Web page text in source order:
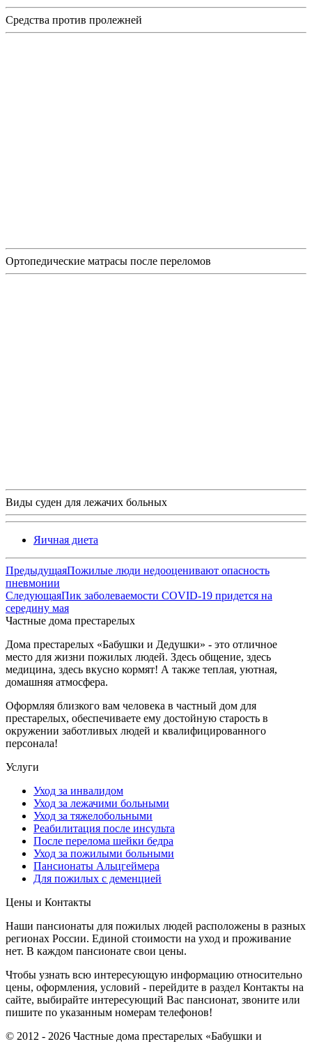
Средства против пролежней
Ортопедические матрасы после переломов
Виды суден для лежачих больных
Яичная диета
ПредыдущаяПожилые люди недооценивают опасность
пневмонии
СледующаяПик заболеваемости COVID-19 придется на
середину мая
Частные дома престарелых
Дома престарелых «Бабушки и Дедушки» - это отличное
место для жизни пожилых людей. Здесь общение, здесь
медицина, здесь вкусно кормят! А также теплая, уютная,
домашняя атмосфера.
Оформляя близкого вам человека в частный дом для
престарелых, обеспечиваете ему достойную старость в
окружении заботливых людей и квалифицированного
персонала!
Услуги
Уход за инвалидом
Уход за лежачими больными
Уход за тяжелобольными
Реабилитация после инсульта
После перелома шейки бедра
Уход за пожилыми больными
Пансионаты Альцгеймера
Для пожилых с деменцией
Цены и Контакты
Наши пансионаты для пожилых людей расположены в разных
регионах России. Единой стоимости на уход и проживание
нет. В каждом пансионате свои цены.
Чтобы узнать всю интересующую информацию относительно
цены, оформления, условий - перейдите в раздел Контакты на
сайте, выбирайте интересующий Вас пансионат, звоните или
пишите по указанным номерам телефонов!
© 2012 - 2026 Частные дома престарелых «Бабушки и